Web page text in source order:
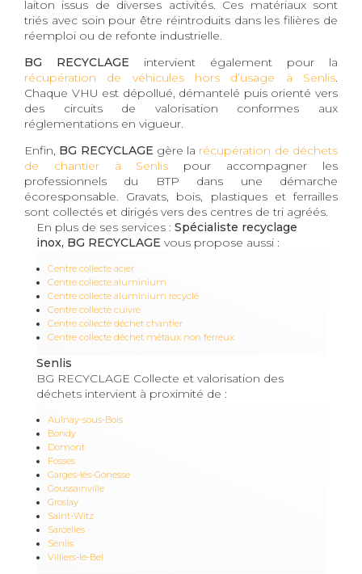
laiton issus de diverses activités. Ces matériaux sont
triés avec soin pour être réintroduits dans les filières de
réemploi ou de refonte industrielle.
BG RECYCLAGE intervient également pour la
récupération de véhicules hors d’usage à Senlis.
Chaque VHU est dépollué, démantelé puis orienté vers
des circuits de valorisation conformes aux
réglementations en vigueur.
Enfin, BG RECYCLAGE gère la récupération de déchets
de chantier à Senlis pour accompagner les
professionnels du BTP dans une démarche
écoresponsable. Gravats, bois, plastiques et ferrailles
sont collectés et dirigés vers des centres de tri agréés.
En plus de ses services : Spécialiste recyclage
inox, BG RECYCLAGE vous propose aussi :
Centre collecte acier
Centre collecte aluminium
Centre collecte aluminium recyclé
Centre collecte cuivre
Centre collecte déchet chantier
Centre collecte déchet métaux non ferreux
Senlis
BG RECYCLAGE Collecte et valorisation des
déchets intervient à proximité de :
Aulnay-sous-Bois
Bondy
Domont
Fosses
Garges-lès-Gonesse
Goussainville
Groslay
Saint-Witz
Sarcelles
Senlis
Villiers-le-Bel